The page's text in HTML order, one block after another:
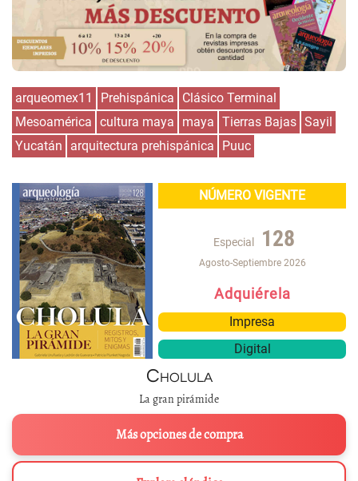
arqueomex11 Prehispánica
Clásico Terminal
Mesoamérica cultura maya maya Tierras Bajas Sayil
Yucatán
arquitectura prehispánica Puuc
NÚMERO VIGENTE
Especial 128
Agosto-Septiembre 2026
Adquiérela
Impresa
Digital
Cholula
La gran pirámide
Más opciones de compra